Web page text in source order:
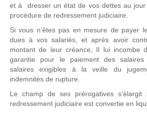
et à dresser un état de vos dettes au jour
procédure de redressement judiciaire.
Si vous n’êtes pas en mesure de payer
dues à vos salariés, et après avoir
montant de leur créance, Il lui incombe
garantie pour le paiement des
salaires exigibles à la veille du
indemnités de rupture.
Le champ de ses prérogatives
redressement judiciaire est convertie en